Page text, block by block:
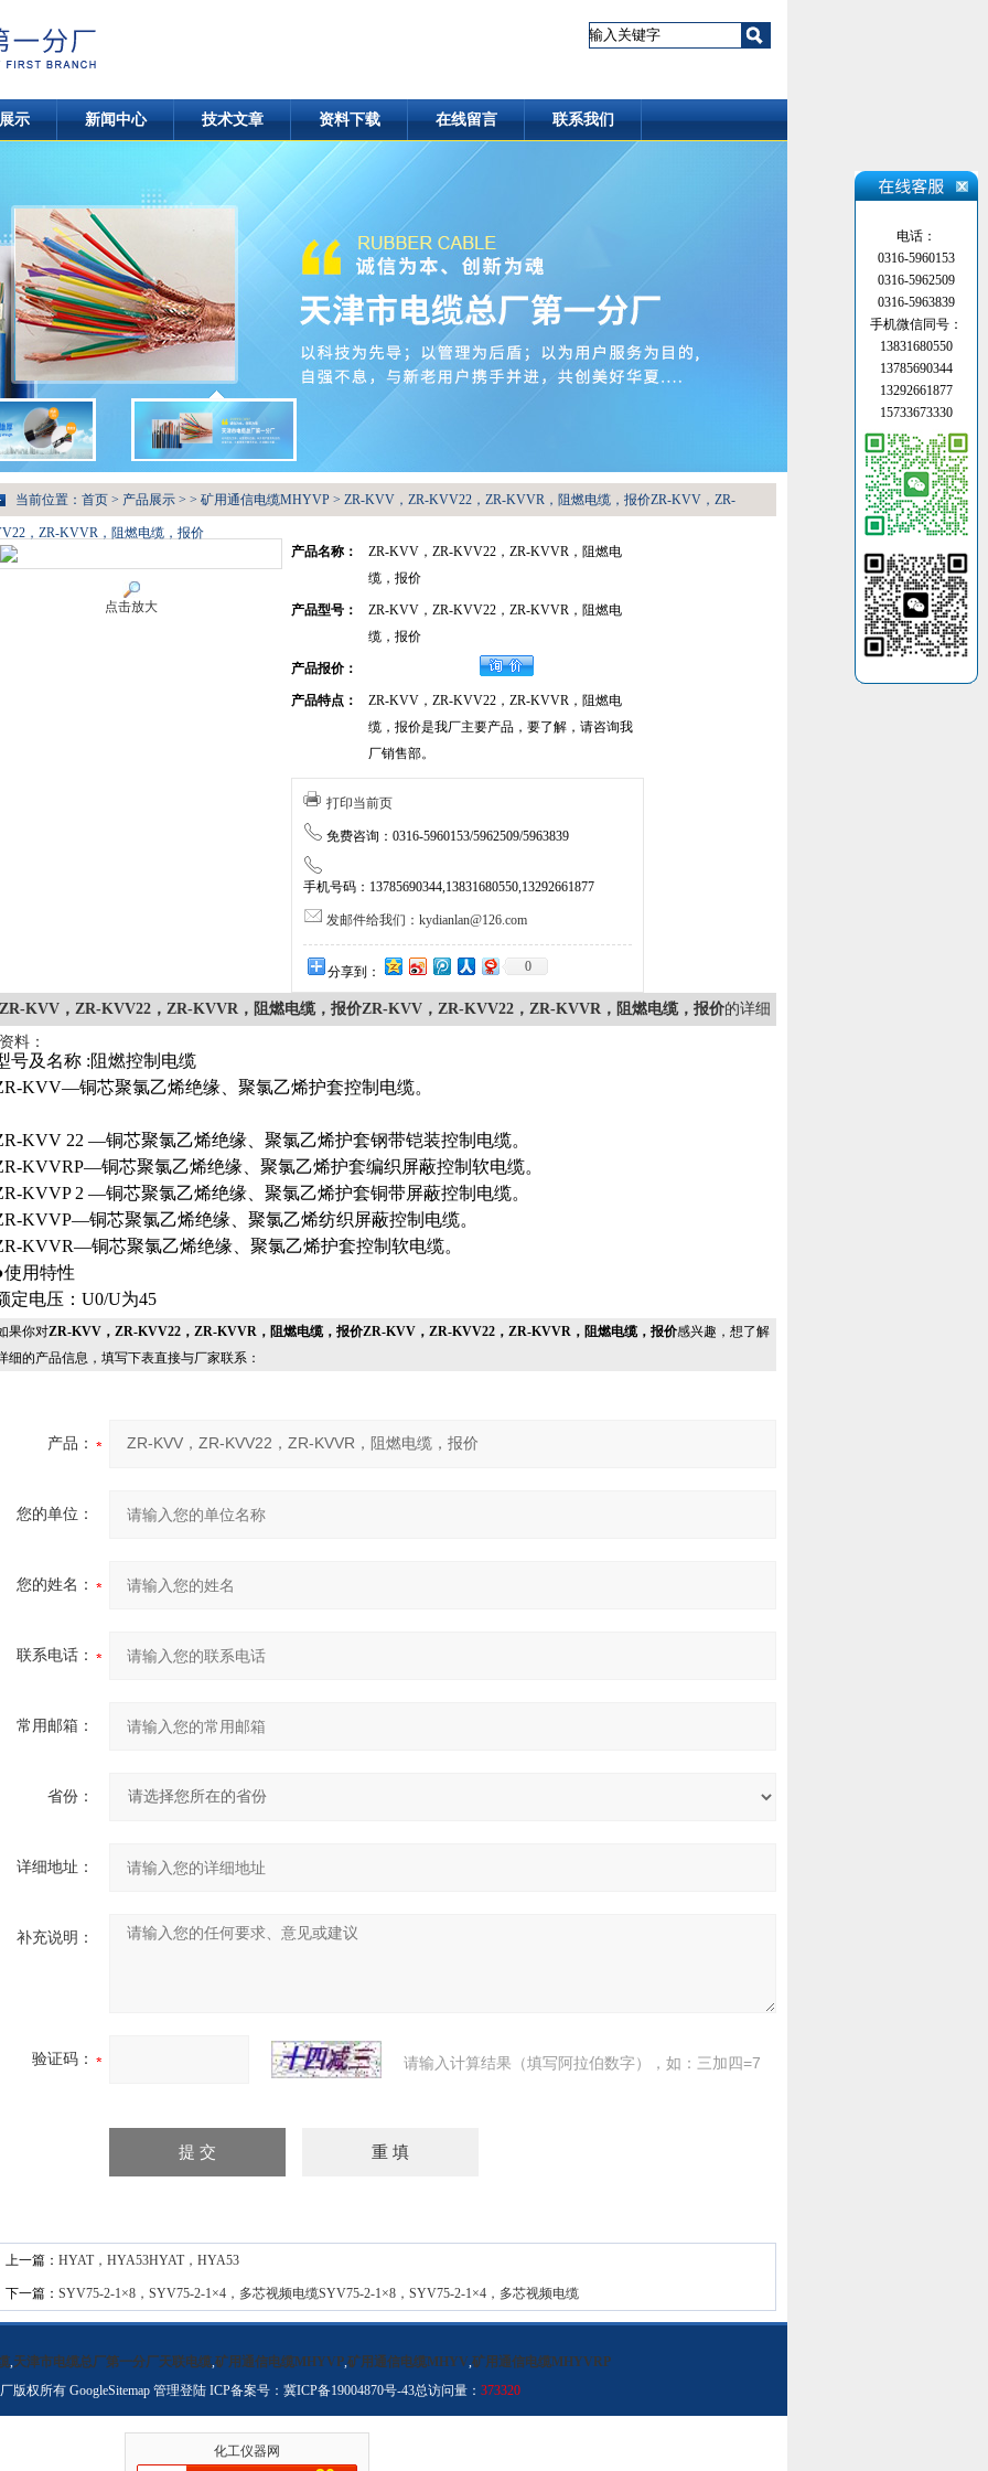
示 新闻中心 技术文章 资料下载 在线留言 联系我们
当前位置： 首页 > 产品展示 > > 矿用通信电缆MHYVP > ZR-KVV，ZR-KVV22，ZR-KVVR，阻燃电缆，报价ZR-KVV，ZR-
，ZR-KVVR，阻燃电缆，报价
点击放大
产品名称：
ZR-KVV，ZR-KVV22，ZR-KVVR，阻燃电
缆，报价
产品型号：
ZR-KVV，ZR-KVV22，ZR-KVVR，阻燃电
缆，报价
产品报价：
产品特点：
ZR-KVV，ZR-KVV22，ZR-KVVR，阻燃电
缆，报价是我厂主要产品，要了解，请咨询我
厂销售部。
打印当前页
免费咨询：0316-5960153/5962509/5963839
手机号码：13785690344,13831680550,13292661877
发邮件给我们：kydianlan@126.com
分享到： 0
ZR-KVV，ZR-KVV22，ZR-KVVR，阻燃电缆，报价ZR-KVV，ZR-KVV22，ZR-KVVR，阻燃电缆，报价的详细
资料：
号及名称 :阻燃控制电缆
KVV—铜芯聚氯乙烯绝缘、聚氯乙烯护套控制电缆。
KVV 22 —铜芯聚氯乙烯绝缘、聚氯乙烯护套钢带铠装控制电缆。
KVVRP—铜芯聚氯乙烯绝缘、聚氯乙烯护套编织屏蔽控制软电缆。
KVVP 2 —铜芯聚氯乙烯绝缘、聚氯乙烯护套铜带屏蔽控制电缆。
KVVP—铜芯聚氯乙烯绝缘、聚氯乙烯纺织屏蔽控制电缆。
KVVR—铜芯聚氯乙烯绝缘、聚氯乙烯护套控制软电缆。
使用特性
定电压：U0/U为45
你对ZR-KVV，ZR-KVV22，ZR-KVVR，阻燃电缆，报价ZR-KVV，ZR-KVV22，ZR-KVVR，阻燃电缆，报价感兴趣，想了解
细的产品信息，填写下表直接与厂家联系：
产品：
您的单位：
您的姓名：
联系电话：
常用邮箱：
省份：
详细地址：
补充说明：
验证码： 请输入计算结果（填写阿拉伯数字），如：三加四=7
上一篇： HYAT，HYA53HYAT，HYA53
下一篇： SYV75-2-1×8，SYV75-2-1×4，多芯视频电缆SYV75-2-1×8，SYV75-2-1×4，多芯视频电缆
,天津市电缆总厂第一分厂天联电缆,矿用通信电缆MHYVP,矿用通信电缆MHYV,矿用通信电缆MHYVRP
版权所有 GoogleSitemap 管理登陆 ICP备案号： 冀ICP备19004870号-43总访问量： 373320
电话：
0316-5960153
0316-5962509
0316-5963839
手机微信同号：
13831680550
13785690344
13292661877
15733673330
化工仪器网